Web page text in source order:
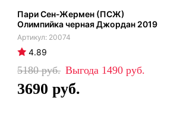
Пари Сен-Жермен (ПСЖ)
Олимпийка черная Джордан 2019
20074
4.89
5180 1490
3690